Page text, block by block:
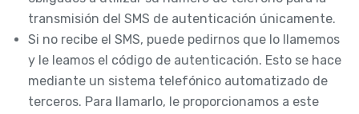
transmisión del SMS de autenticación únicamente.
Si no recibe el SMS, puede pedirnos que lo llamemos
y le leamos el código de autenticación. Esto se hace
mediante un sistema telefónico automatizado de
terceros. Para llamarlo, le proporcionamos a este